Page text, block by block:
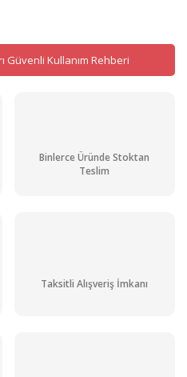
Güvenli Kullanım Rehberi
Binlerce Üründe Stoktan
Teslim
Taksitli Alışveriş İmkanı